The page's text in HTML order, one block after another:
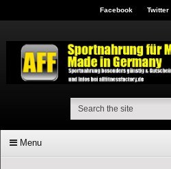
Facebook Twitter
Menu